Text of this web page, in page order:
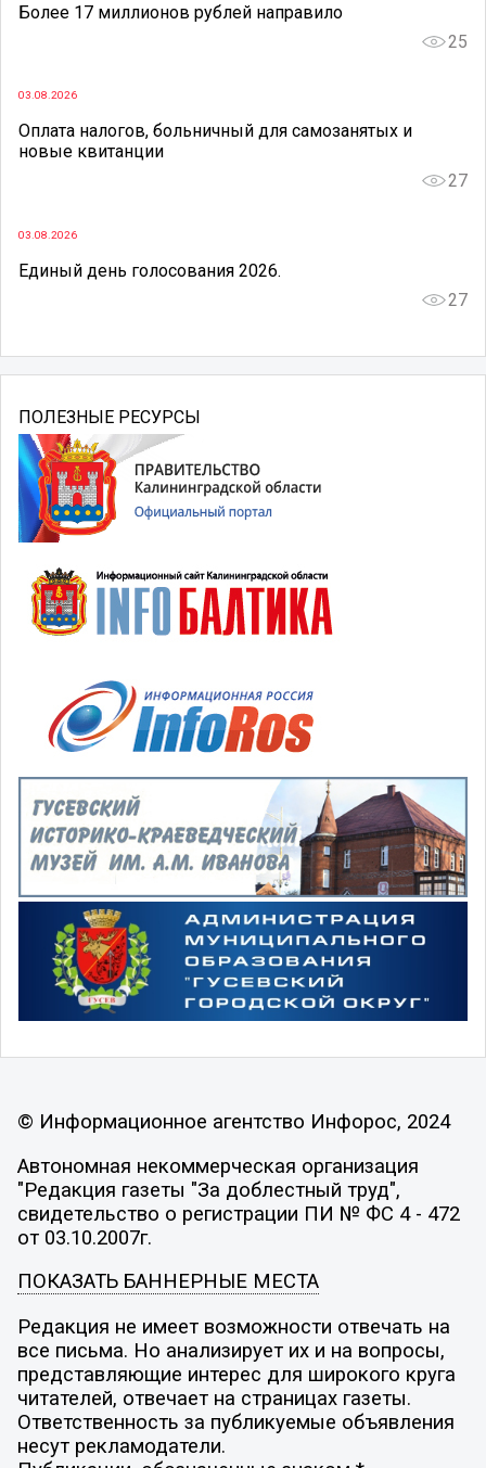
Более 17 миллионов рублей направило
25
03.08.2026
Оплата налогов, больничный для самозанятых и
новые квитанции
27
03.08.2026
Единый день голосования 2026.
27
ПОЛЕЗНЫЕ РЕСУРСЫ
© Информационное агентство Инфорос, 2024
Автономная некоммерческая организация
"Редакция газеты "За доблестный труд",
свидетельство о регистрации ПИ № ФС 4 - 472
от 03.10.2007г.
ПОКАЗАТЬ БАННЕРНЫЕ МЕСТА
Редакция не имеет возможности отвечать на
все письма. Но анализирует их и на вопросы,
представляющие интерес для широкого круга
читателей, отвечает на страницах газеты.
Ответственность за публикуемые объявления
несут рекламодатели.